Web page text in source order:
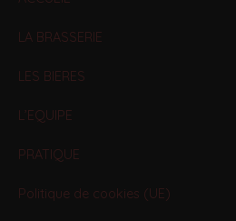
LA BRASSERIE
LES BIERES
L’EQUIPE
PRATIQUE
Politique de cookies (UE)